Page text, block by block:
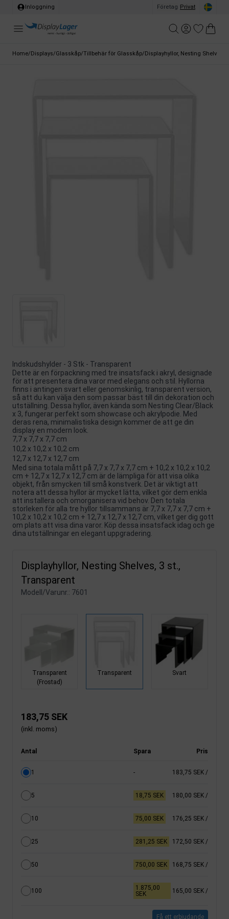
Inloggning Företag Privat
Home/Displays/Glasskåp/Tillbehär för Glasskåp/Displayhyllor, Nesting Shelves,
Indskudshylder - 3 Stk - Transparent
Dette är en förpackning med tre insatsfack i akryl, designade
för att presentera dina varor med elegans och stil. Hyllorna
finns i antingen svart eller genomskinlig, transparent version,
så att du kan välja den som passar bäst till din dekoration och
utställning. Dessa hyllor, även kända som Nesting Clear/Black
x 3, fungerar perfekt som showcase och akrylpodie. Med
deras rena, minimalistiska design kommer de att ge din
display en modern look.
7,7 x 7,7 x 7,7 cm
10,2 x 10,2 x 10,2 cm
12,7 x 12,7 x 12,7 cm
Med sina totala mått på 7,7 x 7,7 x 7,7 cm + 10,2 x 10,2 x 10,2
cm + 12,7 x 12,7 x 12,7 cm är de lämpliga för att visa olika
objekt, från smycken till små konstverk. Det är viktigt att
notera att dessa hyllor är mycket lätta, vilket gör dem enkla
att installera och omorganisera vid behov. Den totala
storleken för alla tre hyllor tillsammans är 7,7 x 7,7 x 7,7 cm +
10,2 x 10,2 x 10,2 cm + 12,7 x 12,7 x 12,7 cm, vilket ger dig gott
om plats att visa dina varor. Köp dessa insatsfack idag och ge
dina utställningar en elegant uppgradering.
Displayhyllor, Nesting Shelves, 3 st.,
Transparent
Modell/Varunr.: 7601
Transparent
(Frostad)
Transparent Svart
183,75 SEK
(inkl. moms)
Antal Spara Pris
1 - 183,75 SEK /
5 18,75 SEK 180,00 SEK /
10 75,00 SEK 176,25 SEK /
25 281,25 SEK 172,50 SEK /
50 750,00 SEK 168,75 SEK /
100
1.875,00
SEK
165,00 SEK /
Få ett erbjudande